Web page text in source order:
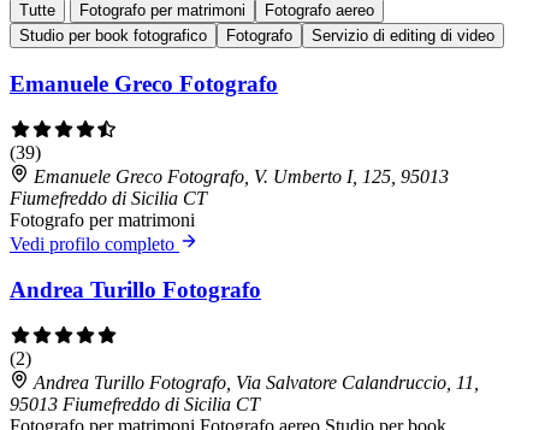
Tutte Fotografo per matrimoni
Fotografo aereo
Studio per book fotografico
Fotografo Servizio di editing di video
Emanuele Greco Fotografo
(39)
Emanuele Greco Fotografo, V. Umberto I, 125, 95013
Fiumefreddo di Sicilia CT
Fotografo per matrimoni
Vedi profilo completo
Andrea Turillo Fotografo
(2)
Andrea Turillo Fotografo, Via Salvatore Calandruccio, 11,
95013 Fiumefreddo di Sicilia CT
Fotografo per matrimoni Fotografo aereo Studio per book